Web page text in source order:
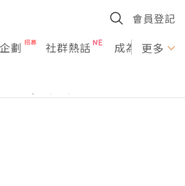
會員登記
劃 社群熱話 成為U更多